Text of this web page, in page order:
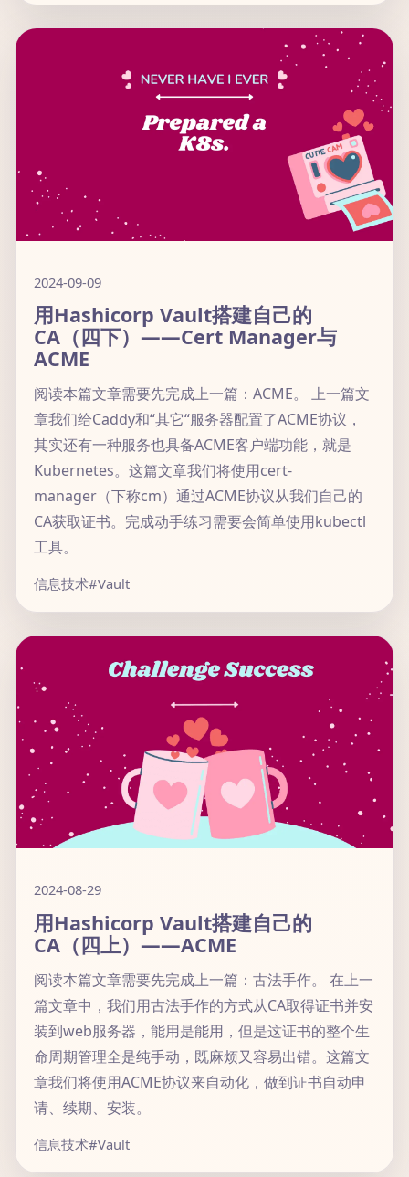
2024-09-09
用Hashicorp Vault搭建自己的
CA（四下）——Cert Manager与
ACME
阅读本篇文章需要先完成上一篇：ACME。 上一篇文
章我们给Caddy和“其它“服务器配置了ACME协议，
其实还有一种服务也具备ACME客户端功能，就是
Kubernetes。这篇文章我们将使用cert-
manager（下称cm）通过ACME协议从我们自己的
CA获取证书。完成动手练习需要会简单使用kubectl
工具。
信息技术#Vault
2024-08-29
用Hashicorp Vault搭建自己的
CA（四上）——ACME
阅读本篇文章需要先完成上一篇：古法手作。 在上一
篇文章中，我们用古法手作的方式从CA取得证书并安
装到web服务器，能用是能用，但是这证书的整个生
命周期管理全是纯手动，既麻烦又容易出错。这篇文
章我们将使用ACME协议来自动化，做到证书自动申
请、续期、安装。
信息技术#Vault